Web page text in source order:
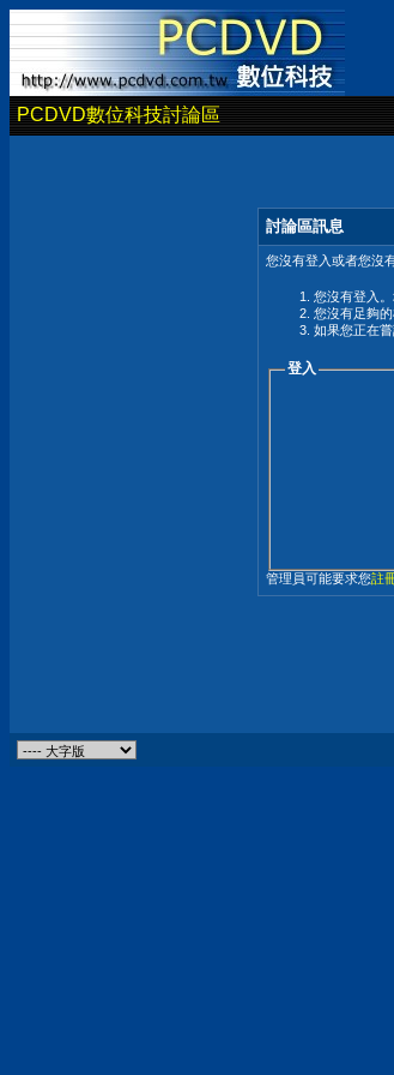
PCDVD數位科技討論區
討論區訊息
您沒有登入或者您沒
您沒有登入
您沒有足夠
如果您正在
登入
管理員可能要求您註